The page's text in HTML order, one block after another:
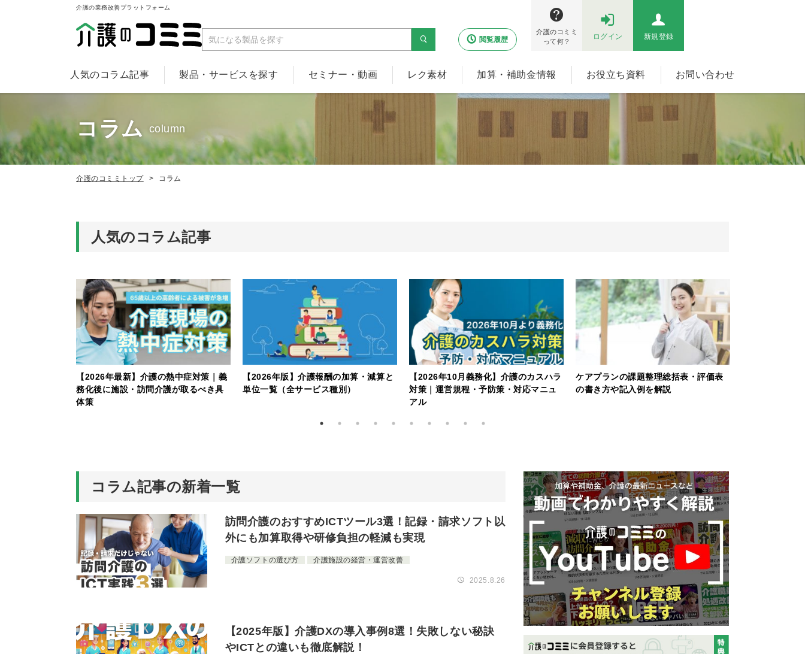
介護の業務改善プラットフォーム
閲覧履歴
介護のコミミ
って何？
ログイン 新規登録
人気のコラム記事 製品・サービスを探す セミナー・動画 レク素材 加算・補助金情報 お役立ち資料 お問い合わせ
コラム column
介護のコミミトップ コラム
人気のコラム記事
【2026年最新】介護の熱中症対策｜義
務化後に施設・訪問介護が取るべき具
体策
【2026年版】介護報酬の加算・減算と
単位一覧（全サービス種別）
【2026年10月義務化】介護のカスハラ
対策｜運営規程・予防策・対応マニュ
アル
ケアプランの課題整理総括表・評価表
の書き方や記入例を解説
コラム記事の新着一覧
訪問介護のおすすめICTツール3選！記録・請求ソフト以
外にも加算取得や研修負担の軽減も実現
介護ソフトの選び方 介護施設の経営・運営改善
2025.8.26
【2025年版】介護DXの導入事例8選！失敗しない秘訣
やICTとの違いも徹底解説！